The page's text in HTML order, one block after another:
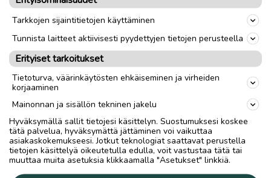
Ilmoittaja:- -
Katso ilmoittajan kaikki ilmoitukset(79)
OTA YHTEYTTÄ ILMOITTAJAAN
Tarkkojen sijaintitietojen käyttäminen
Tunnista laitteet aktiivisesti pyydettyjen tietojen perusteella
Erityiset tarkoitukset
Tietoturva, väärinkäytösten ehkäiseminen ja virheiden
korjaaminen
Mainonnan ja sisällön tekninen jakelu
Hyväksymällä sallit tietojesi käsittelyn. Suostumuksesi koskee
tätä palvelua, hyväksymättä jättäminen voi vaikuttaa
asiakaskokemukseesi. Jotkut teknologiat saattavat perustella
tietojen käsittelyä oikeutetulla edulla, voit vastustaa tätä tai
muuttaa muita asetuksia klikkaamalla "Asetukset" linkkiä.